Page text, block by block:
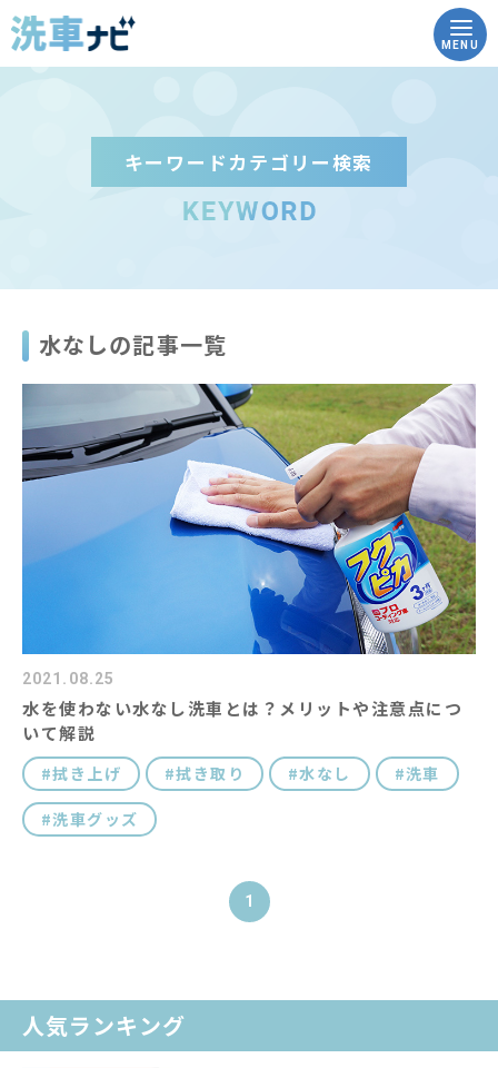
MENU
トップ
洗車の豆知識
実践！how to洗車
こんな時どうする？Q&A
コイン洗車場を調べる
キャラクター紹介
キーワードカテゴリー検索
水なしの記事一覧
2021.08.25
水を使わない水なし洗車とは？メリットや注意点につ
いて解説
拭き上げ 拭き取り 水なし 洗車
洗車グッズ
1
人気ランキング